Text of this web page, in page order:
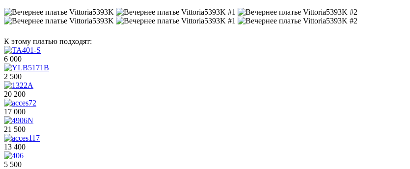
К этому платью подходят:
6 000
2 500
20 200
17 000
21 500
13 400
5 500